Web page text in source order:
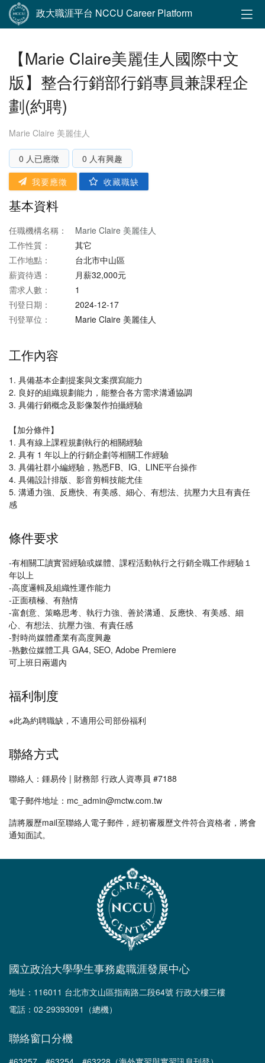
政大職涯平台 NCCU Career Platform
【Marie Claire美麗佳人國際中文
版】整合行銷部行銷專員兼課程企
劃(約聘)
Marie Claire 美麗佳人
0 人已應徵
0 人有興趣
我要應徵
收藏職缺
基本資料
任職機構名稱：
Marie Claire 美麗佳人
工作性質：
其它
工作地點：
台北市中山區
薪資待遇：
月薪32,000元
需求人數：
1
刊登日期：
2024-12-17
刊登單位：
Marie Claire 美麗佳人
工作內容
1. 具備基本企劃提案與文案撰寫能力
2. 良好的組織規劃能力，能整合各方需求溝通協調
3. 具備行銷概念及影像製作拍攝經驗
【加分條件】
1. 具有線上課程規劃執行的相關經驗
2. 具有 1 年以上的行銷企劃等相關工作經驗
3. 具備社群小編經驗，熟悉FB、IG、LINE平台操作
4. 具備設計排版、影音剪輯技能尤佳
5. 溝通力強、反應快、有美感、細心、有想法、抗壓力大且有責任
感
條件要求
-有相關工讀實習經驗或媒體、課程活動執行之行銷全職工作經驗１
年以上
-高度邏輯及組織性運作能力
-正面積極、有熱情
-富創意、策略思考、執行力強、善於溝通、反應快、有美感、細
心、有想法、抗壓力強、有責任感
-對時尚媒體產業有高度興趣
-熟數位媒體工具 GA4, SEO, Adobe Premiere
可上班日兩週內
福利制度
※此為約聘職缺，不適用公司部份福利
聯絡方式
聯絡人：鍾易伶 | 財務部 行政人資專員 #7188
電子郵件地址：mc_admin@mctw.com.tw
請將履歷mail至聯絡人電子郵件，經初審履歷文件符合資格者，將會
通知面試。
國立政治大學學生事務處職涯發展中心
地址：116011 台北市文山區指南路二段64號 行政大樓三樓
電話：02-29393091（總機）
聯絡窗口分機